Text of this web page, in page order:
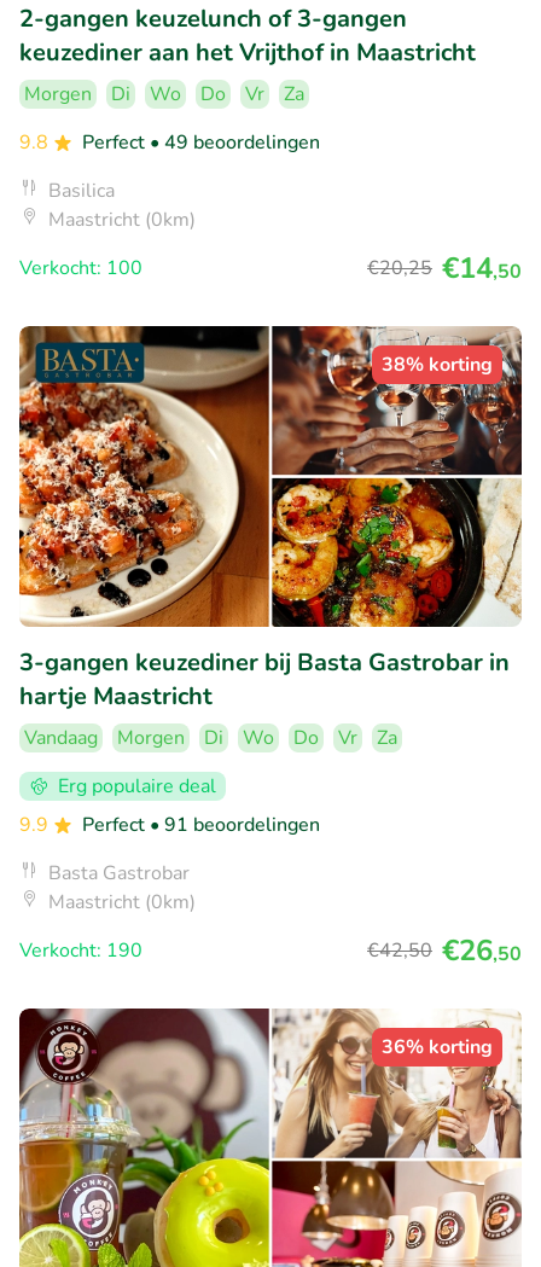
2-gangen keuzelunch of 3-gangen
keuzediner aan het Vrijthof in Maastricht
Morgen Di Wo Do Vr
Za
9.8
Perfect • 49 beoordelingen
Basilica
Maastricht (0km)
Verkocht: 100
€20,25 €14,50
38% korting
3-gangen keuzediner bij Basta Gastrobar in
hartje Maastricht
Vandaag Morgen Di Wo Do Vr
Za
Erg populaire deal
9.9
Perfect • 91 beoordelingen
Basta Gastrobar
Maastricht (0km)
Verkocht: 190
€42,50 €26,50
36% korting